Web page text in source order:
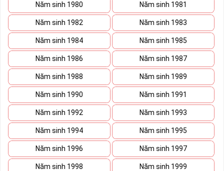
Năm sinh 1980 Năm sinh 1981
Năm sinh 1982 Năm sinh 1983
Năm sinh 1984 Năm sinh 1985
Năm sinh 1986 Năm sinh 1987
Năm sinh 1988 Năm sinh 1989
Năm sinh 1990 Năm sinh 1991
Năm sinh 1992 Năm sinh 1993
Năm sinh 1994 Năm sinh 1995
Năm sinh 1996 Năm sinh 1997
Năm sinh 1998 Năm sinh 1999